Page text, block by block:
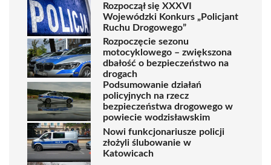
Rozpoczął się XXXVI
Wojewódzki Konkurs „Policjant
Ruchu Drogowego”
Rozpoczęcie sezonu
motocyklowego – zwiększona
dbałość o bezpieczeństwo na
drogach
Podsumowanie działań
policyjnych na rzecz
bezpieczeństwa drogowego w
powiecie wodzisławskim
Nowi funkcjonariusze policji
złożyli ślubowanie w
Katowicach